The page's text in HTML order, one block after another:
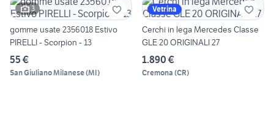
3
gomme usate 2356018 Estivo
PIRELLI - Scorpion - 13
55 €
San Giuliano Milanese(MI)
Vetrina
Cerchi in lega Mercedes Classe
GLE 20 ORIGINALI 27
1.890 €
Cremona (CR)